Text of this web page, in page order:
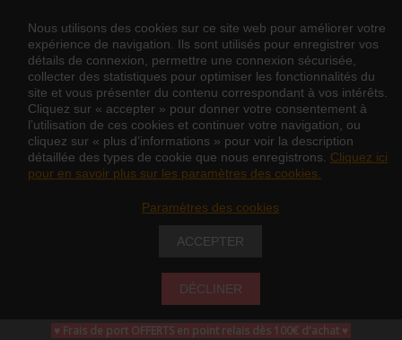
Nous utilisons des cookies sur ce site web pour améliorer votre
expérience de navigation. Ils sont utilisés pour enregistrer vos
détails de connexion, permettre une connexion sécurisée,
collecter des statistiques pour optimiser les fonctionnalités du
site et vous présenter du contenu correspondant à vos intérêts.
Cliquez sur « accepter » pour donner votre consentement à
l’utilisation de ces cookies et continuer votre navigation, ou
cliquez sur « plus d’informations » pour voir la description
détaillée des types de cookie que nous enregistrons. Cliquez ici
pour en savoir plus sur les paramètres des cookies.
Paramètres des cookies
ACCEPTER
DÉCLINER
♥ Frais de port OFFERTS en point relais dès 100€ d'achat ♥